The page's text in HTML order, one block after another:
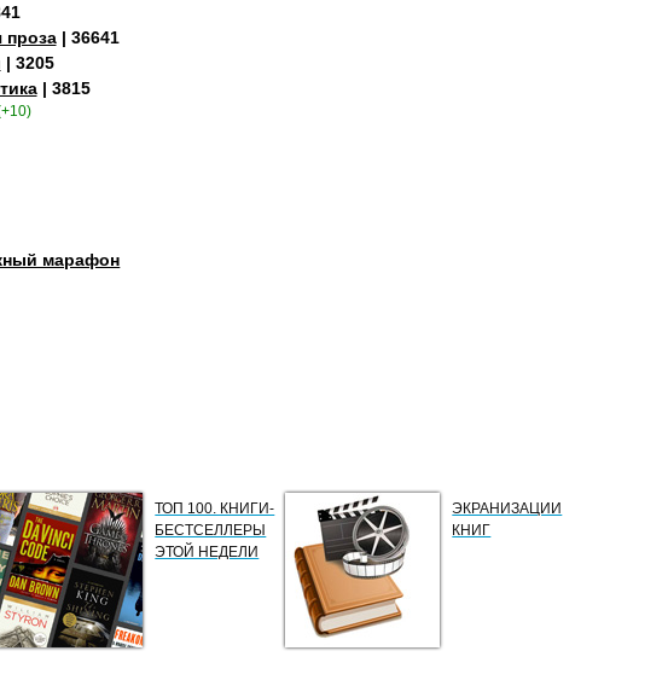
проза| 36641
| 3205
| 3815
марафон
ТОП 100. КНИГИ-
БЕСТСЕЛЛЕРЫ
ЭТОЙ НЕДЕЛИ
ЭКРАНИЗАЦИИ
КНИГ